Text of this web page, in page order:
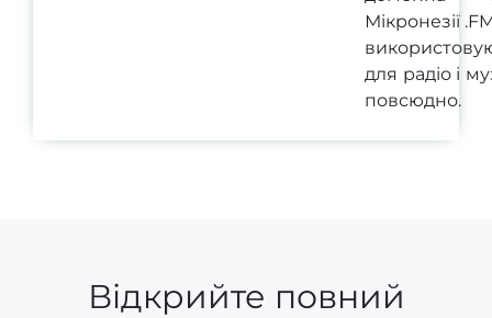
Мікронезії
для радіо і
повсюдно.
Відкрийте повний